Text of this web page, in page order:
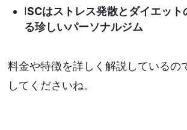
ISCはストレス発散とダイエット
る珍しいパーソナルジム
料金や特徴を詳しく解説しているの
してくださいね。